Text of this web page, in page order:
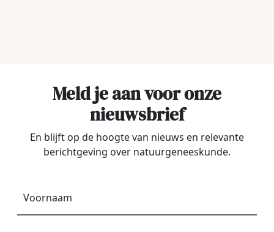
Meld je aan voor onze
nieuwsbrief
En blijft op de hoogte van nieuws en relevante
berichtgeving over natuurgeneeskunde.